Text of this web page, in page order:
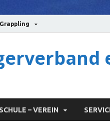
Grappling
SCHULE – VEREIN